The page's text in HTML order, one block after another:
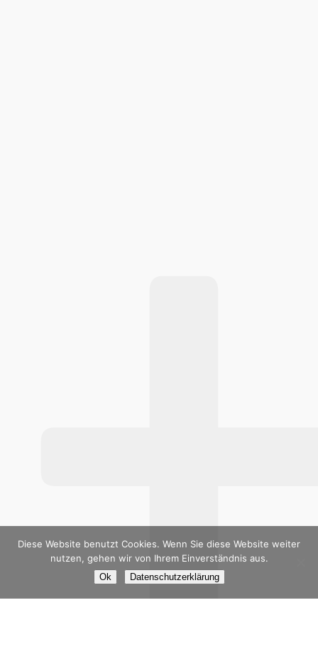
Diese Website benutzt Cookies. Wenn Sie diese Website weiter
nutzen, gehen wir von Ihrem Einverständnis aus.
Ok Datenschutzerklärung